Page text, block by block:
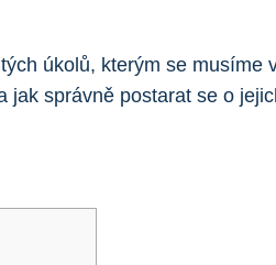
úkolů, kterým se
správně postarat se o